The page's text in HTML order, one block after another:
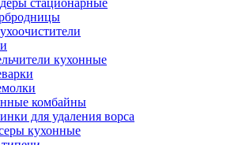
стационарные
кухонные
комбайны
для удаления ворса
кухонные